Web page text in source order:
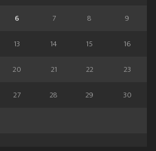
6 7 8
9
13 14 15
16
20 21 22
23
27 28 29
30